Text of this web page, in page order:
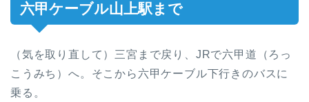
六甲ケーブル山上駅まで
（気を取り直して）三宮まで戻り、JRで六甲道（ろっ
こうみち）へ。そこから六甲ケーブル下行きのバスに
乗る。